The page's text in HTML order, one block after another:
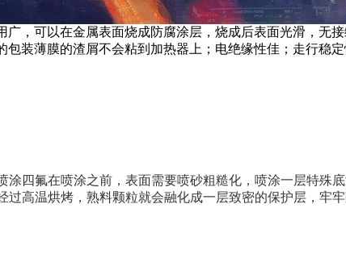
广，可以在金属表面烧成防腐涂层，烧成后表面光滑，
装薄膜的渣屑不会粘到加热器上；电绝缘性佳；走行稳定
涂四氟在喷涂之前，表面需要喷砂粗糙化，喷涂一层特殊
过高温烘烤，熟料颗粒就会融化成一层致密的保护层，牢